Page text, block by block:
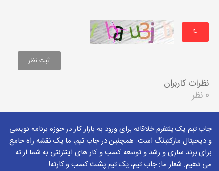
↻
نظرات کاربران
0 نظر
جاب تیم یک پلتفرم خلاقانه برای ورود به بازار کار در حوزه برنامه نویسی
و دیجیتال مارکتینگ است. همچنین در جاب تیم، ما یک نقشه راه جامع
برای برند سازی و رشد و توسعه کسب و کار های اینترنتی به شما ارائه
می دهیم. شعار ما: جاب تیم، یک تیم پشت کسب و کارته!